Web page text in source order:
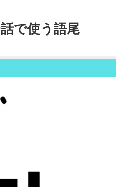
で使う語尾